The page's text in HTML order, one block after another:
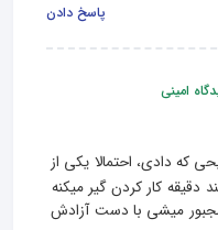
پاسخ دادن
امینی
که دادی، احتمالا یکی از
کار کردن گیر میکنه
میشی با دست آزادش